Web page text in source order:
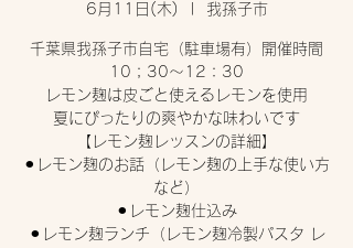
6月11日(木) 我孫子市
千葉県我孫子市自宅（駐車場有）開催時間
10；30〜12：30
レモン麹は皮ごと使えるレモンを使用
夏にぴったりの爽やかな味わいです
【レモン麹レッスンの詳細】
⚫︎レモン麹のお話（レモン麹の上手な使い方
など）
⚫︎レモン麹仕込み
⚫︎レモン麹ランチ（レモン麹冷製パスタ レ